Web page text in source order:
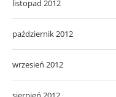
listopad 2012
październik 2012
wrzesień 2012